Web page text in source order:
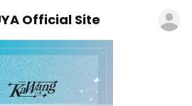
Official Site